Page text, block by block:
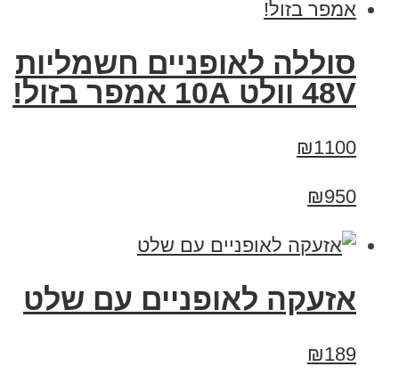
סוללה לאופניים חשמליות
48V וולט 10A אמפר בזול!
₪1100
₪950
אזעקה לאופניים עם שלט
₪189